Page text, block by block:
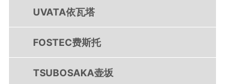
UVATA依瓦塔
FOSTEC费斯托
TSUBOSAKA壶坂